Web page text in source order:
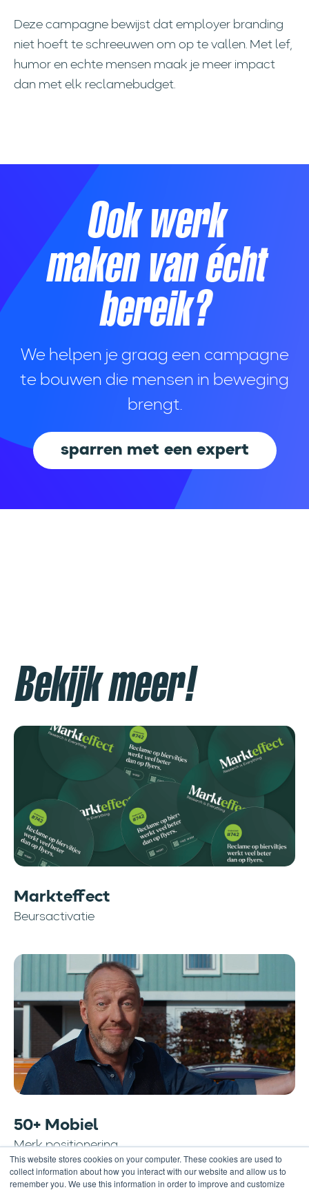
This website stores cookies on your computer. These cookies are used to
collect information about how you interact with our website and allow us to
remember you. We use this information in order to improve and customize
Deze campagne bewijst dat employer branding
niet hoeft te schreeuwen om op te vallen. Met lef,
humor en echte mensen maak je meer impact
dan met elk reclamebudget.
Ook werk
maken van écht
bereik?
We helpen je graag een campagne
te bouwen die mensen in beweging
brengt.
sparren met een expert
Bekijk meer!
Markteffect
Beursactivatie
50+ Mobiel
Merk positionering